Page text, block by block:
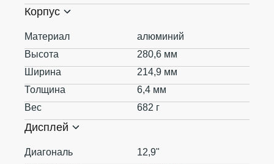
Корпус
Материал
алюминий
Высота
280,6 мм
Ширина
214,9 мм
Толщина
6,4 мм
Вес
682 г
Дисплей
Диагональ
12,9"